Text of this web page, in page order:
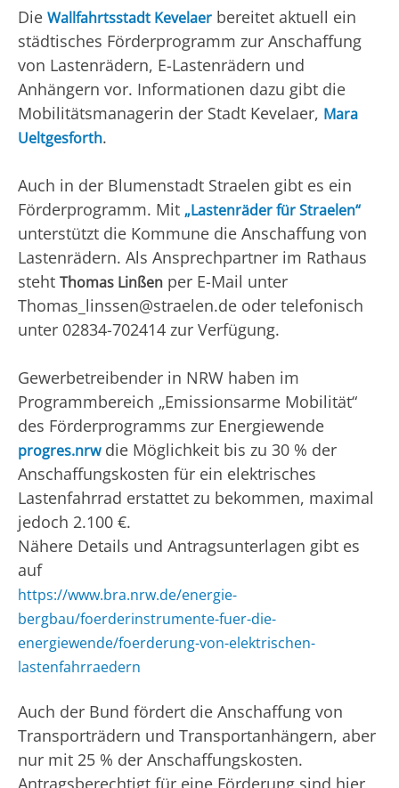
Die Wallfahrtsstadt Kevelaer bereitet aktuell ein
städtisches Förderprogramm zur Anschaffung
von Lastenrädern, E-Lastenrädern und
Anhängern vor. Informationen dazu gibt die
Mobilitätsmanagerin der Stadt Kevelaer, Mara
Ueltgesforth.
Auch in der Blumenstadt Straelen gibt es ein
Förderprogramm. Mit „Lastenräder für Straelen“
unterstützt die Kommune die Anschaffung von
Lastenrädern. Als Ansprechpartner im Rathaus
steht Thomas Linßen per E-Mail unter
Thomas_linssen@straelen.de oder telefonisch
unter 02834-702414 zur Verfügung.
Gewerbetreibender in NRW haben im
Programmbereich „Emissionsarme Mobilität“
des Förderprogramms zur Energiewende
progres.nrwdie Möglichkeit bis zu 30 % der
Anschaffungskosten für ein elektrisches
Lastenfahrrad erstattet zu bekommen, maximal
jedoch 2.100 €.
Nähere Details und Antragsunterlagen gibt es
auf
https://www.bra.nrw.de/energie-
bergbau/foerderinstrumente-fuer-die-
energiewende/foerderung-von-elektrischen-
lastenfahrraedern
Auch der Bund fördert die Anschaffung von
Transporträdern und Transportanhängern, aber
nur mit 25 % der Anschaffungskosten.
Antragsberechtigt für eine Förderung sind hier